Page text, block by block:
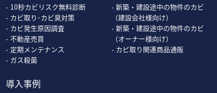
10秒カビリスク無料診断
カビ取り･カビ臭対策
カビ発生原因調査
不動産売買
定期メンテナンス
ガス殺菌
新築・建設途中の物件のカビ
（建設会社様向け）
新築・建設途中の物件のカビ
（オーナー様向け）
カビ取り関連商品通販
導入事例